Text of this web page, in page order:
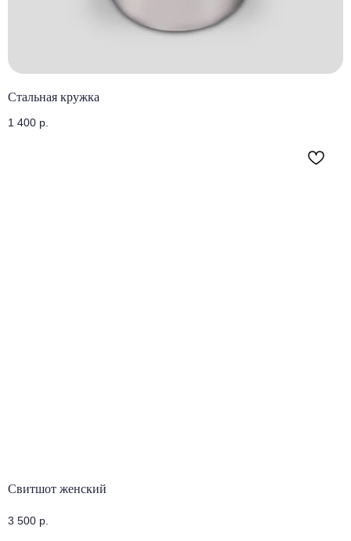
Стальная кружка
1 400 р.
Свитшот женский
3 500 р.